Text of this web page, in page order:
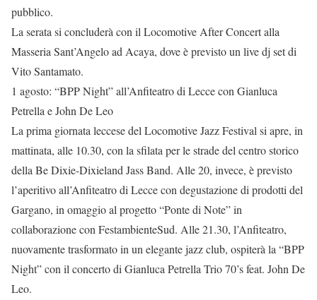
pubblico.
La serata si concluderà con il Locomotive After Concert alla
Masseria Sant’Angelo ad Acaya, dove è previsto un live dj set di
Vito Santamato.
1 agosto: “BPP Night” all’Anfiteatro di Lecce con Gianluca
Petrella e John De Leo
La prima giornata leccese del Locomotive Jazz Festival si apre, in
mattinata, alle 10.30, con la sfilata per le strade del centro storico
della Be Dixie-Dixieland Jass Band. Alle 20, invece, è previsto
l’aperitivo all’Anfiteatro di Lecce con degustazione di prodotti del
Gargano, in omaggio al progetto “Ponte di Note” in
collaborazione con FestambienteSud. Alle 21.30, l’Anfiteatro,
nuovamente trasformato in un elegante jazz club, ospiterà la “BPP
Night” con il concerto di Gianluca Petrella Trio 70’s feat. John De
Leo.